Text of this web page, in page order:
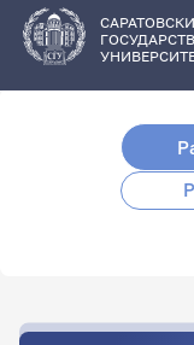
основному
содержанию